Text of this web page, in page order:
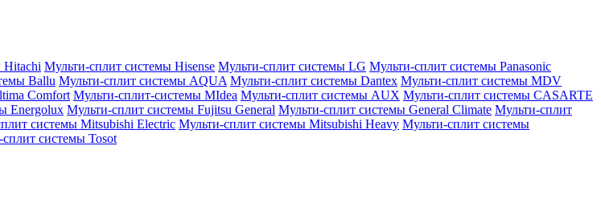
Hitachi Мульти-сплит системы Hisense Мульти-сплит системы LG Мульти-сплит системы Panasonic
Ballu Мульти-сплит системы AQUA Мульти-сплит системы Dantex Мульти-сплит системы MDV
Comfort Мульти-сплит-системы MIdea Мульти-сплит системы AUX Мульти-сплит системы CASARTE
Energolux Мульти-сплит системы Fujitsu General Мульти-сплит системы General Climate Мульти-сплит
системы Mitsubishi Electric Мульти-сплит системы Mitsubishi Heavy Мульти-сплит системы
системы Tosot